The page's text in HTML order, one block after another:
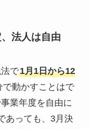
法人は自由
で1月1日から12
動かすことはで
業年度を自由に
あっても、3月決